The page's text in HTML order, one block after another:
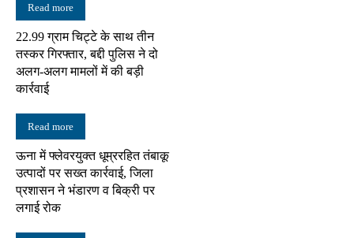
Read more
22.99 ग्राम चिट्टे के साथ तीन
तस्कर गिरफ्तार, बद्दी पुलिस ने दो
अलग-अलग मामलों में की बड़ी
कार्रवाई
Read more
ऊना में फ्लेवरयुक्त धूम्ररहित तंबाकू
उत्पादों पर सख्त कार्रवाई, जिला
प्रशासन ने भंडारण व बिक्री पर
लगाई रोक